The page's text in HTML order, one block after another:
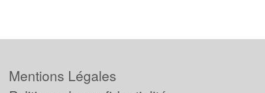
Mentions Légales